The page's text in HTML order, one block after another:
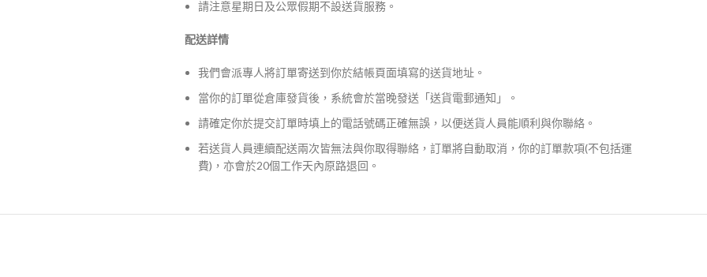
請注意星期日及公眾假期不設送貨服務。
配送詳情
我們會派專人將訂單寄送到你於結帳頁面填寫的送貨地址。
當你的訂單從倉庫發貨後，系統會於當晚發送「送貨電郵通知」。
請確定你於提交訂單時填上的電話號碼正確無誤，以便送貨人員能順利與你聯絡。
若送貨人員連續配送兩次皆無法與你取得聯絡，訂單將自動取消，你的訂單款項(不包括運
費)，亦會於20個工作天內原路退回。